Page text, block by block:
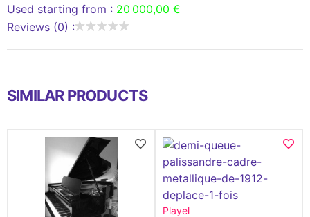
Used starting from : 20 000,00 €
Reviews (0) :
SIMILAR PRODUCTS
Playel